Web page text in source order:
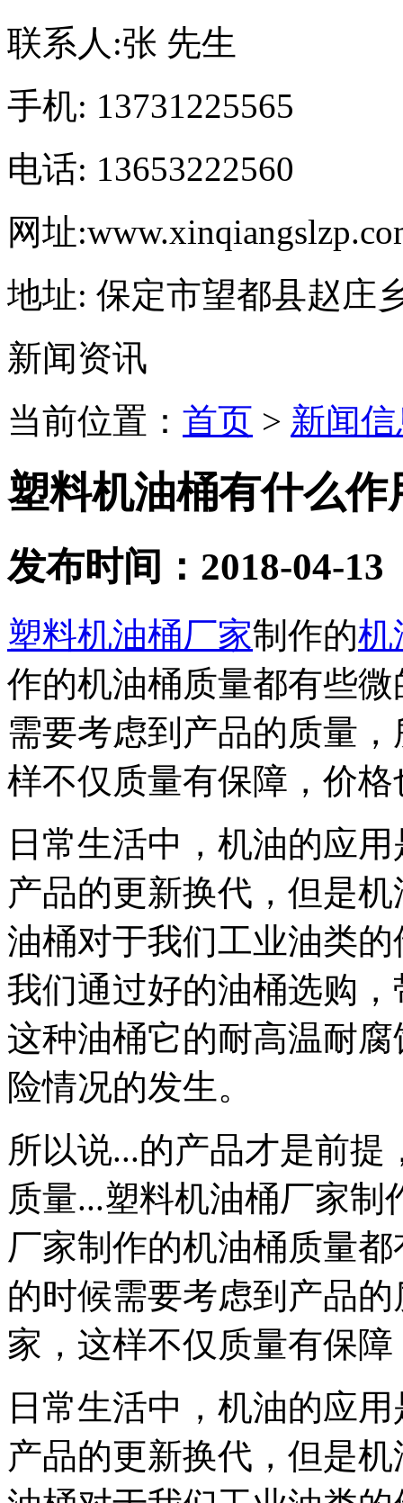
联系人:张 先生
手机: 13731225565
电话: 13653222560
网址:
地址: 保定市望都县赵庄
新闻资讯
当前位置： 首页 > 新闻
塑料机油桶有什么作
发布时间：2018-04-13
塑料机油桶厂家制作的机
作的机油桶质量都有些
需要考虑到产品的质量
样不仅质量有保障，价
日常生活中，机油的应
产品的更新换代，但是
油桶对于我们工业油类
我们通过好的油桶选购
这种油桶它的耐高温耐
险情况的发生。
所以说...的产品才是前提
质量...塑料机油桶厂家
厂家制作的机油桶质量
的时候需要考虑到产品
家，这样不仅质量有保
日常生活中，机油的应
产品的更新换代，但是